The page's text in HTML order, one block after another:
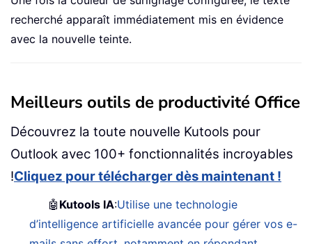
recherché apparaît immédiatement mis en évidence
avec la nouvelle teinte.
Meilleurs outils de productivité Office
Découvrez la toute nouvelle Kutools pour
Outlook avec 100+ fonctionnalités incroyables
!Cliquez pour télécharger dès maintenant !
🤖 Kutools IA:Utilise une technologie
d’intelligence artificielle avancée pour gérer vos e-